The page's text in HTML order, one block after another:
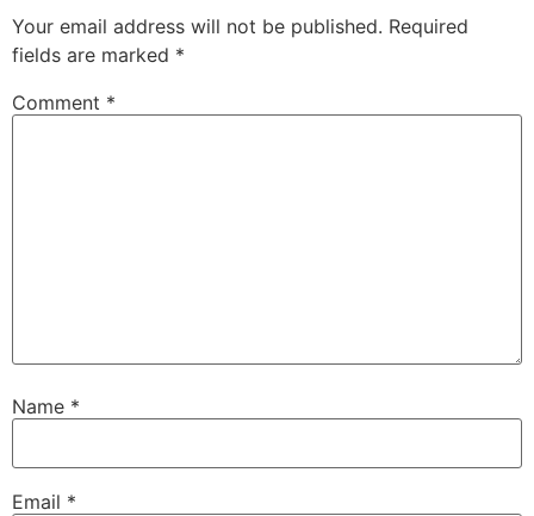
Your email address will not be published. Required
fields are marked *
Comment *
Name *
Email *